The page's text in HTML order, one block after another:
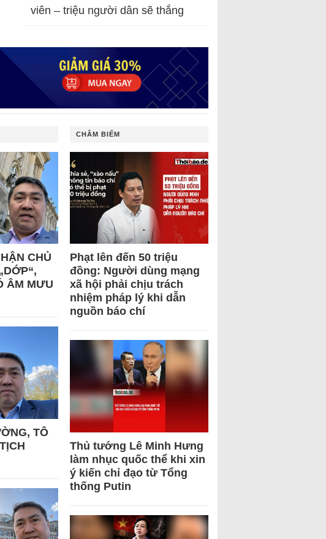
viên – triệu người dân sẽ thắng
CHỦ
ÂM MƯU
TÔ
CHÂM BIẾM
Phạt lên đến 50 triệu
đồng: Người dùng mạng
xã hội phải chịu trách
nhiệm pháp lý khi dẫn
nguồn báo chí
Thủ tướng Lê Minh Hưng
làm nhục quốc thể khi xin
ý kiến chỉ đạo từ Tổng
thống Putin